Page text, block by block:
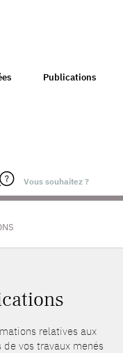
Publications
relatives aux
vos travaux menés